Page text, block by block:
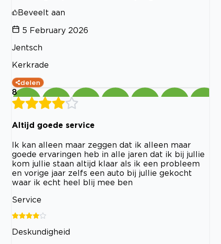
Beveelt aan
5 February 2026
Jentsch
Kerkrade
delen
8
Altijd goede service
Ik kan alleen maar zeggen dat ik alleen maar
goede ervaringen heb in alle jaren dat ik bij jullie
kom jullie staan altijd klaar als ik een probleem
en vorige jaar zelfs een auto bij jullie gekocht
waar ik echt heel blij mee ben
Service
Deskundigheid